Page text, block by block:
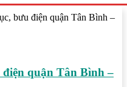
bưu điện quận Tân Bình –
điện quận Tân Bình –